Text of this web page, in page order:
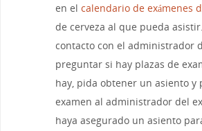
en elcalendario de exámenes
de cerveza al que pueda
contacto con el administrador
preguntar si hay plazas de
hay, pida obtener un asiento y
examen al administrador del
haya asegurado un asiento